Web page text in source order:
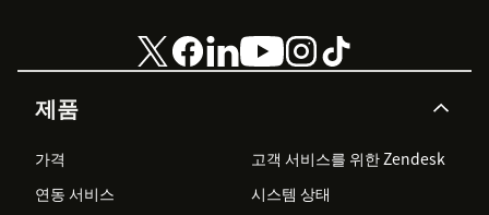
제품
가격
고객 서비스를 위한 Zendesk
연동 서비스
시스템 상태